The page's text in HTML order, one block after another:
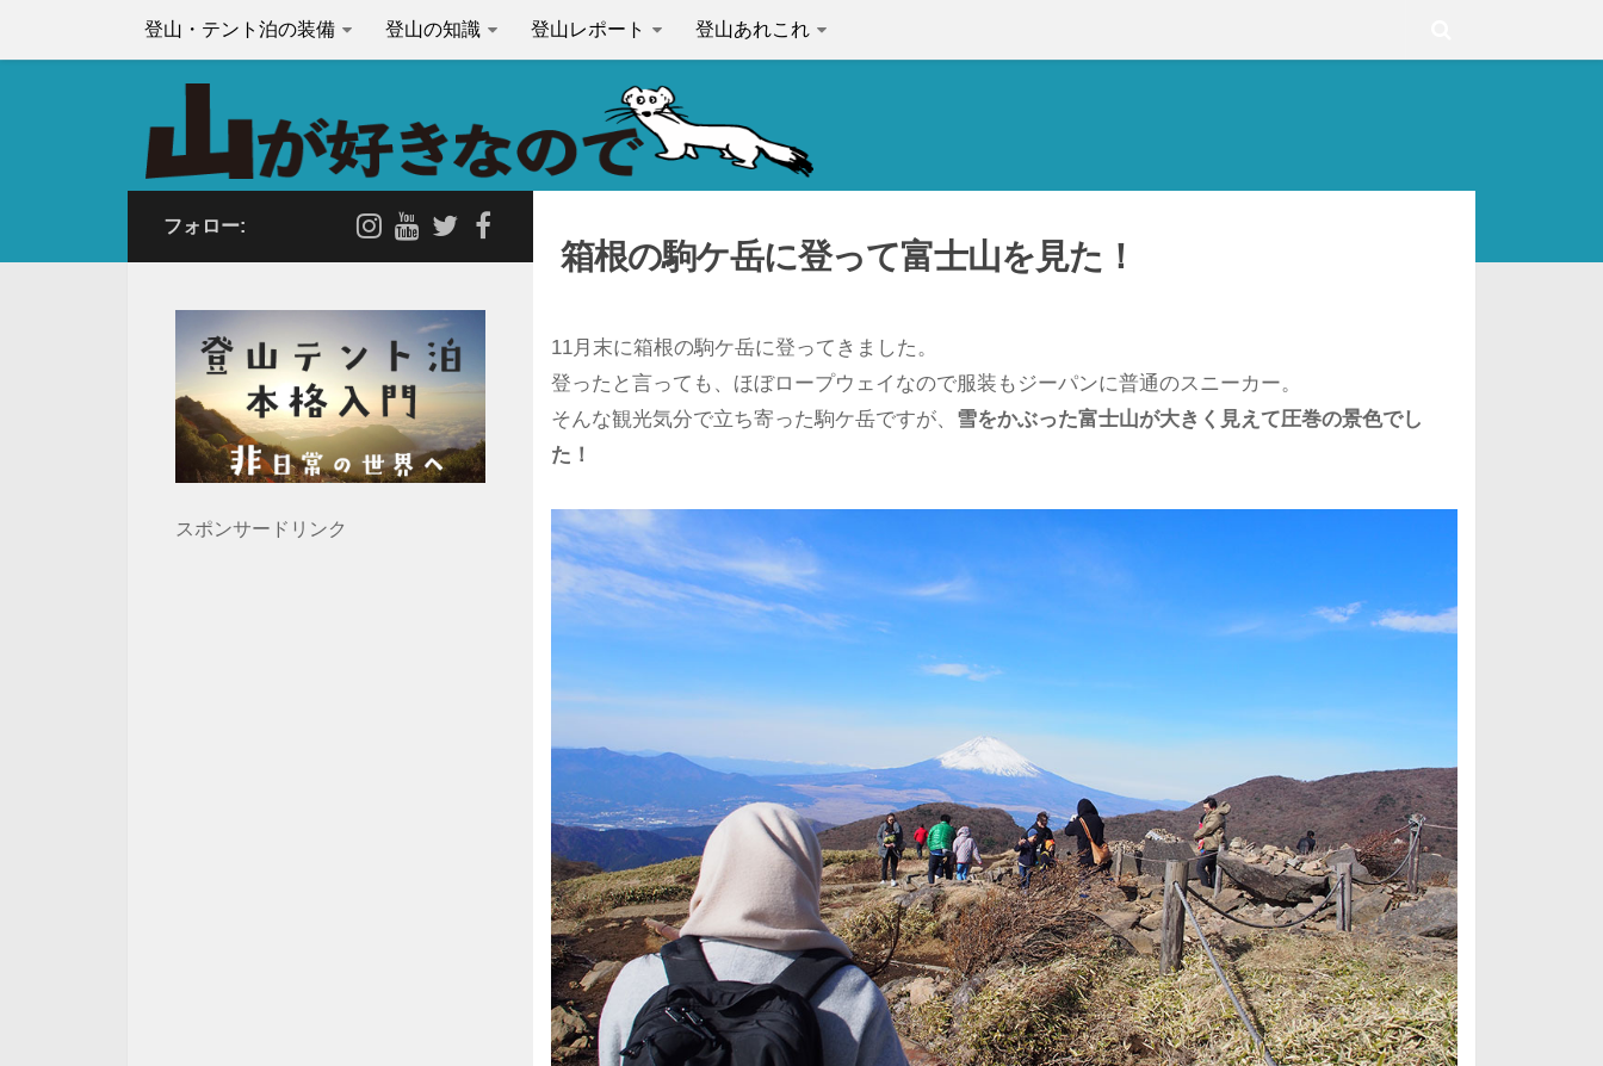
登山・テント泊の装備 登山の知識 登山レポート 登山あれこれ
箱根の駒ケ岳に登って富士山を見た！
11月末に箱根の駒ケ岳に登ってきました。
登ったと言っても、ほぼロープウェイなので服装もジーパンに普通のスニーカー。
そんな観光気分で立ち寄った駒ケ岳ですが、 雪をかぶった富士山が大きく見えて圧巻の景色でし
た！
フォロー:
スポンサードリンク